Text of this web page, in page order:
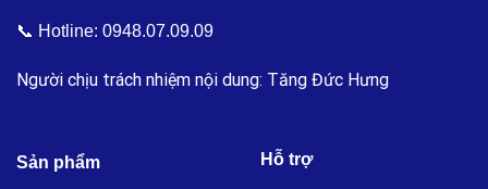
📞 Hotline: 0948.07.09.09
Người chịu trách nhiệm nội dung: Tăng Đức Hưng
Sản phẩm Hỗ trợ